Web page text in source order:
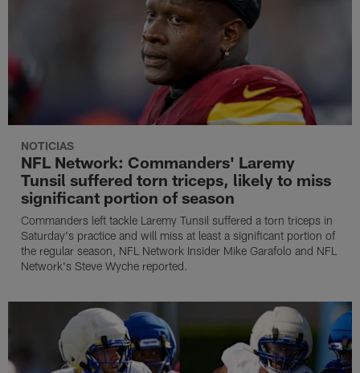
NOTICIAS
NFL Network: Commanders' Laremy
Tunsil suffered torn triceps, likely to miss
significant portion of season
Commanders left tackle Laremy Tunsil suffered a torn triceps in
Saturday's practice and will miss at least a significant portion of
the regular season, NFL Network Insider Mike Garafolo and NFL
Network's Steve Wyche reported.